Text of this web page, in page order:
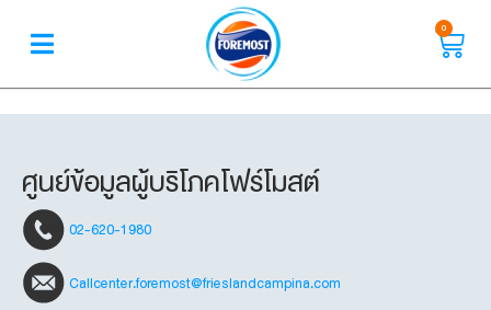
0
ศูนย์ข้อมูลผู้บริโภคโฟร์โมสต์
02-620-1980
Callcenter.foremost@frieslandcampina.com